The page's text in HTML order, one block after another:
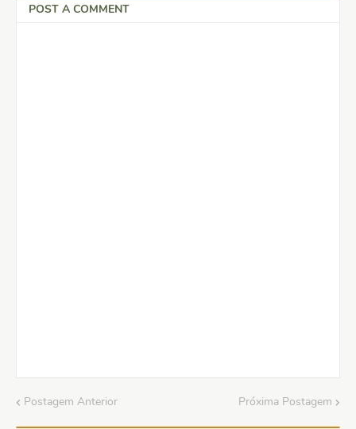
POST A COMMENT
Postagem Anterior Próxima Postagem